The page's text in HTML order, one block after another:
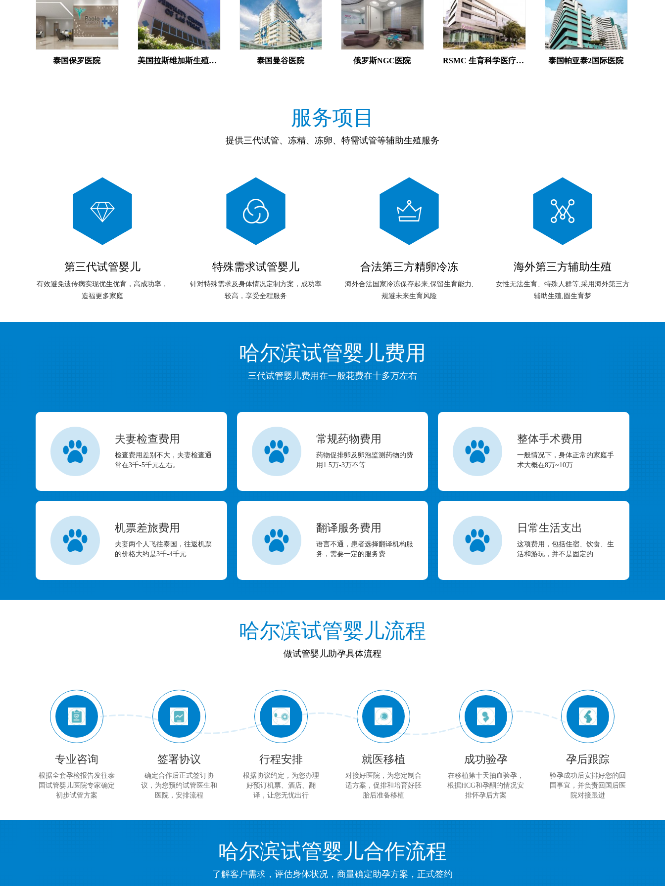
泰国保罗医院 美国拉斯维加斯生殖中心 泰国曼谷医院 俄罗斯NGC医院 RSMC 生育科学医疗中心 泰国帕亚泰2国际医院
服务项目
提供三代试管、冻精、冻卵、特需试管等辅助生殖服务
第三代试管婴儿
有效避免遗传病实现优生优育，高成功率，
造福更多家庭
特殊需求试管婴儿
针对特殊需求及身体情况定制方案，成功率
较高，享受全程服务
合法第三方精卵冷冻
海外合法国家冷冻保存起来,保留生育能力,
规避未来生育风险
海外第三方辅助生殖
女性无法生育、特殊人群等,采用海外第三方
辅助生殖,圆生育梦
哈尔滨试管婴儿费用
三代试管婴儿费用在一般花费在十多万左右
夫妻检查费用
检查费用差别不大，夫妻检查通
常在3千-5千元左右。
常规药物费用
药物促排卵及卵泡监测药物的费
用1.5万-3万不等
整体手术费用
一般情况下，身体正常的家庭手
术大概在8万~10万
机票差旅费用
夫妻两个人飞往泰国，往返机票
的价格大约是3千-4千元
翻译服务费用
语言不通，患者选择翻译机构服
务，需要一定的服务费
日常生活支出
这项费用，包括住宿、饮食、生
活和游玩，并不是固定的
哈尔滨试管婴儿流程
做试管婴儿助孕具体流程
专业咨询
根据全套孕检报告发往泰
国试管婴儿医院专家确定
初步试管方案
签署协议
确定合作后正式签订协
议，为您预约试管医生和
医院，安排流程
行程安排
根据协议约定，为您办理
好预订机票、酒店、翻
译，让您无忧出行
就医移植
对接好医院，为您定制合
适方案，促排和培育好胚
胎后准备移植
成功验孕
在移植第十天抽血验孕，
根据HCG和孕酮的情况安
排怀孕后方案
孕后跟踪
验孕成功后安排好您的回
国事宜，并负责回国后医
院对接跟进
哈尔滨试管婴儿合作流程
了解客户需求，评估身体状况，商量确定助孕方案，正式签约